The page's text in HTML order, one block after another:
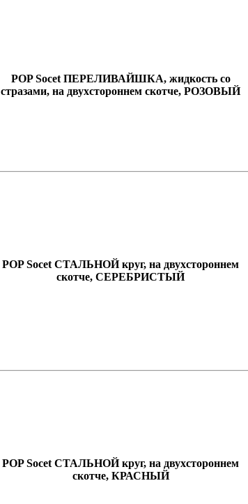
POP Socet ПЕРЕЛИВАЙШКА, жидкость со
стразами, на двухстороннем скотче, РОЗОВЫЙ
POP Socet СТАЛЬНОЙ круг, на двухстороннем
скотче, СЕРЕБРИСТЫЙ
POP Socet СТАЛЬНОЙ круг, на двухстороннем
скотче, КРАСНЫЙ